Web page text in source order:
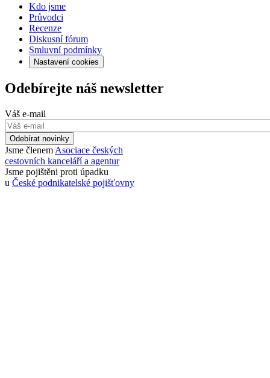
Kdo jsme
Průvodci
Recenze
Diskusní fórum
Smluvní podmínky
Nastavení cookies
Odebírejte náš newsletter
Váš e-mail
Odebírat novinky
Jsme členem Asociace českých
cestovních kanceláří a agentur
Jsme pojištěni proti úpadku
u České podnikatelské pojišťovny